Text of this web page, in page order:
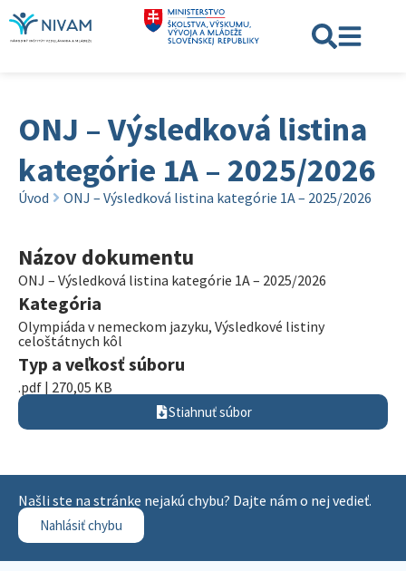
ONJ – Výsledková listina
kategórie 1A – 2025/2026
Úvod ONJ – Výsledková listina kategórie 1A – 2025/2026
Názov dokumentu
ONJ – Výsledková listina kategórie 1A – 2025/2026
Kategória
Olympiáda v nemeckom jazyku, Výsledkové listiny
celoštátnych kôl
Typ a veľkosť súboru
.pdf | 270,05 KB
Stiahnuť súbor
Našli ste na stránke nejakú chybu? Dajte nám o nej vedieť.
Nahlásiť chybu